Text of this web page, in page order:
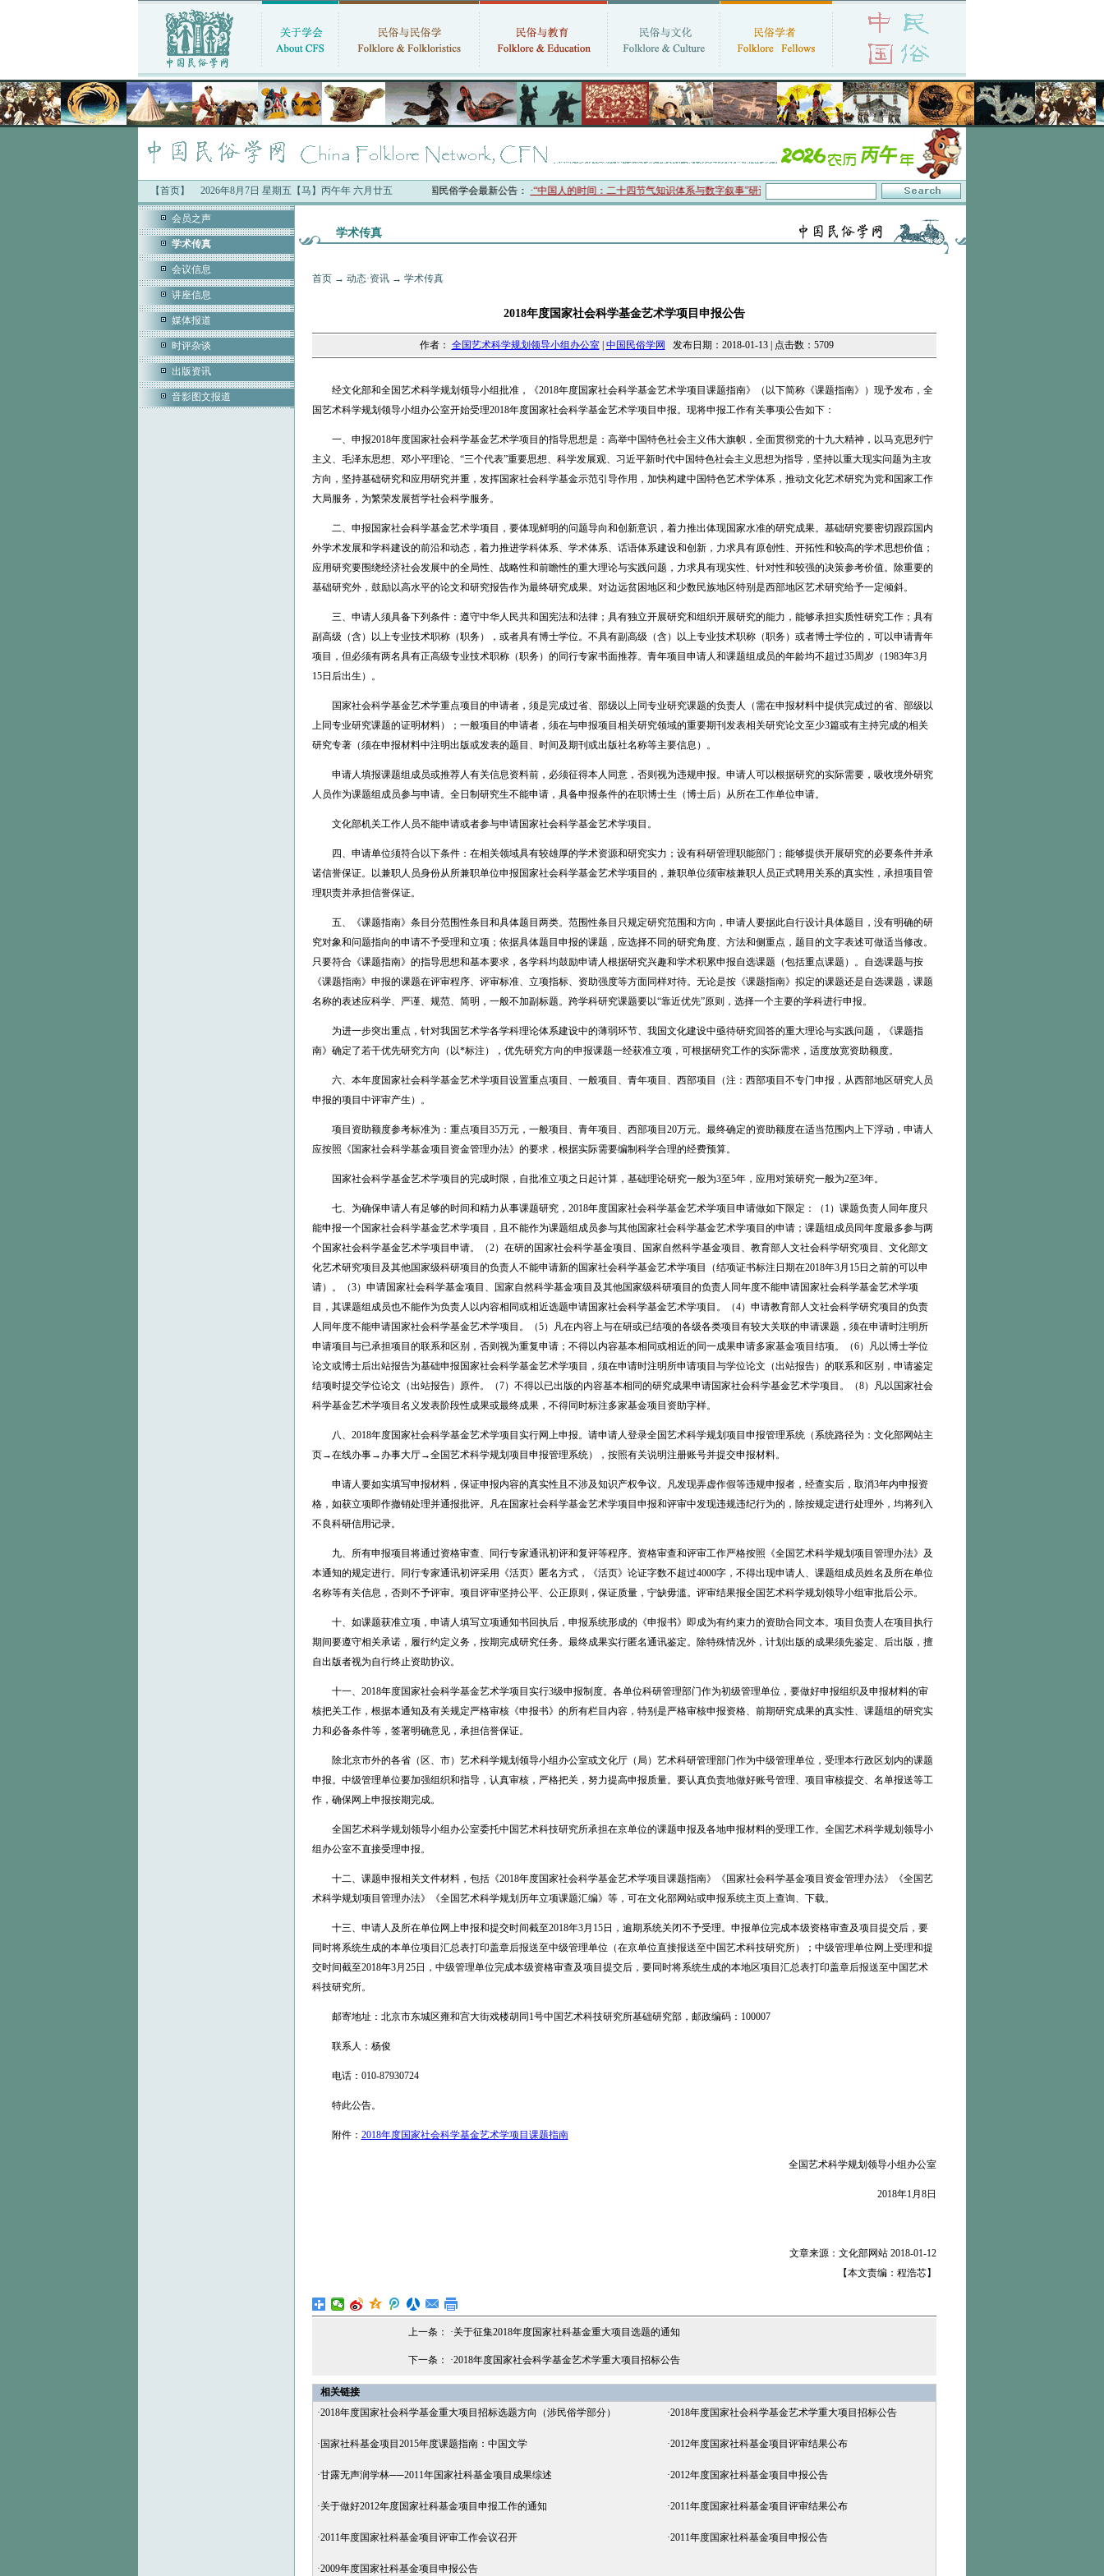
【首页】 2026年8月7日 星期五【马】丙午年 六月廿五 中国民俗学会最新公告：·“中国人的时间：二十四节气知识体系与数字叙事”研讨会在京召开 ·中国民俗学会第十一届代表大会暨2026年年会征文启事
会员之声
学术传真
会议信息
讲座信息
媒体报道
时评杂谈
出版资讯
音影图文报道
学术传真
首页→ 动态·资讯→ 学术传真
2018年度国家社会科学基金艺术学项目申报公告
作者： 全国艺术科学规划领导小组办公室| 中国民俗学网 发布日期：2018-01-13 | 点击数：5709
经文化部和全国艺术科学规划领导小组批准，《2018年度国家社会科学基金艺术学项目课题指南》（以下简称《课题指南》）现予发布，全
国艺术科学规划领导小组办公室开始受理2018年度国家社会科学基金艺术学项目申报。现将申报工作有关事项公告如下：
一、申报2018年度国家社会科学基金艺术学项目的指导思想是：高举中国特色社会主义伟大旗帜，全面贯彻党的十九大精神，以马克思列宁
主义、毛泽东思想、邓小平理论、“三个代表”重要思想、科学发展观、习近平新时代中国特色社会主义思想为指导，坚持以重大现实问题为主攻
方向，坚持基础研究和应用研究并重，发挥国家社会科学基金示范引导作用，加快构建中国特色艺术学体系，推动文化艺术研究为党和国家工作
大局服务，为繁荣发展哲学社会科学服务。
二、申报国家社会科学基金艺术学项目，要体现鲜明的问题导向和创新意识，着力推出体现国家水准的研究成果。基础研究要密切跟踪国内
外学术发展和学科建设的前沿和动态，着力推进学科体系、学术体系、话语体系建设和创新，力求具有原创性、开拓性和较高的学术思想价值；
应用研究要围绕经济社会发展中的全局性、战略性和前瞻性的重大理论与实践问题，力求具有现实性、针对性和较强的决策参考价值。除重要的
基础研究外，鼓励以高水平的论文和研究报告作为最终研究成果。对边远贫困地区和少数民族地区特别是西部地区艺术研究给予一定倾斜。
三、申请人须具备下列条件：遵守中华人民共和国宪法和法律；具有独立开展研究和组织开展研究的能力，能够承担实质性研究工作；具有
副高级（含）以上专业技术职称（职务），或者具有博士学位。不具有副高级（含）以上专业技术职称（职务）或者博士学位的，可以申请青年
项目，但必须有两名具有正高级专业技术职称（职务）的同行专家书面推荐。青年项目申请人和课题组成员的年龄均不超过35周岁（1983年3月
15日后出生）。
国家社会科学基金艺术学重点项目的申请者，须是完成过省、部级以上同专业研究课题的负责人（需在申报材料中提供完成过的省、部级以
上同专业研究课题的证明材料）；一般项目的申请者，须在与申报项目相关研究领域的重要期刊发表相关研究论文至少3篇或有主持完成的相关
研究专著（须在申报材料中注明出版或发表的题目、时间及期刊或出版社名称等主要信息）。
申请人填报课题组成员或推荐人有关信息资料前，必须征得本人同意，否则视为违规申报。申请人可以根据研究的实际需要，吸收境外研究
人员作为课题组成员参与申请。全日制研究生不能申请，具备申报条件的在职博士生（博士后）从所在工作单位申请。
文化部机关工作人员不能申请或者参与申请国家社会科学基金艺术学项目。
四、申请单位须符合以下条件：在相关领域具有较雄厚的学术资源和研究实力；设有科研管理职能部门；能够提供开展研究的必要条件并承
诺信誉保证。以兼职人员身份从所兼职单位申报国家社会科学基金艺术学项目的，兼职单位须审核兼职人员正式聘用关系的真实性，承担项目管
理职责并承担信誉保证。
五、《课题指南》条目分范围性条目和具体题目两类。范围性条目只规定研究范围和方向，申请人要据此自行设计具体题目，没有明确的研
究对象和问题指向的申请不予受理和立项；依据具体题目申报的课题，应选择不同的研究角度、方法和侧重点，题目的文字表述可做适当修改。
只要符合《课题指南》的指导思想和基本要求，各学科均鼓励申请人根据研究兴趣和学术积累申报自选课题（包括重点课题）。自选课题与按
《课题指南》申报的课题在评审程序、评审标准、立项指标、资助强度等方面同样对待。无论是按《课题指南》拟定的课题还是自选课题，课题
名称的表述应科学、严谨、规范、简明，一般不加副标题。跨学科研究课题要以“靠近优先”原则，选择一个主要的学科进行申报。
为进一步突出重点，针对我国艺术学各学科理论体系建设中的薄弱环节、我国文化建设中亟待研究回答的重大理论与实践问题，《课题指
南》确定了若干优先研究方向（以*标注），优先研究方向的申报课题一经获准立项，可根据研究工作的实际需求，适度放宽资助额度。
六、本年度国家社会科学基金艺术学项目设置重点项目、一般项目、青年项目、西部项目（注：西部项目不专门申报，从西部地区研究人员
申报的项目中评审产生）。
项目资助额度参考标准为：重点项目35万元，一般项目、青年项目、西部项目20万元。最终确定的资助额度在适当范围内上下浮动，申请人
应按照《国家社会科学基金项目资金管理办法》的要求，根据实际需要编制科学合理的经费预算。
国家社会科学基金艺术学项目的完成时限，自批准立项之日起计算，基础理论研究一般为3至5年，应用对策研究一般为2至3年。
七、为确保申请人有足够的时间和精力从事课题研究，2018年度国家社会科学基金艺术学项目申请做如下限定：（1）课题负责人同年度只
能申报一个国家社会科学基金艺术学项目，且不能作为课题组成员参与其他国家社会科学基金艺术学项目的申请；课题组成员同年度最多参与两
个国家社会科学基金艺术学项目申请。（2）在研的国家社会科学基金项目、国家自然科学基金项目、教育部人文社会科学研究项目、文化部文
化艺术研究项目及其他国家级科研项目的负责人不能申请新的国家社会科学基金艺术学项目（结项证书标注日期在2018年3月15日之前的可以申
请）。（3）申请国家社会科学基金项目、国家自然科学基金项目及其他国家级科研项目的负责人同年度不能申请国家社会科学基金艺术学项
目，其课题组成员也不能作为负责人以内容相同或相近选题申请国家社会科学基金艺术学项目。（4）申请教育部人文社会科学研究项目的负责
人同年度不能申请国家社会科学基金艺术学项目。（5）凡在内容上与在研或已结项的各级各类项目有较大关联的申请课题，须在申请时注明所
申请项目与已承担项目的联系和区别，否则视为重复申请；不得以内容基本相同或相近的同一成果申请多家基金项目结项。（6）凡以博士学位
论文或博士后出站报告为基础申报国家社会科学基金艺术学项目，须在申请时注明所申请项目与学位论文（出站报告）的联系和区别，申请鉴定
结项时提交学位论文（出站报告）原件。（7）不得以已出版的内容基本相同的研究成果申请国家社会科学基金艺术学项目。（8）凡以国家社会
科学基金艺术学项目名义发表阶段性成果或最终成果，不得同时标注多家基金项目资助字样。
八、2018年度国家社会科学基金艺术学项目实行网上申报。请申请人登录全国艺术科学规划项目申报管理系统（系统路径为：文化部网站主
页→在线办事→办事大厅→全国艺术科学规划项目申报管理系统），按照有关说明注册账号并提交申报材料。
申请人要如实填写申报材料，保证申报内容的真实性且不涉及知识产权争议。凡发现弄虚作假等违规申报者，经查实后，取消3年内申报资
格，如获立项即作撤销处理并通报批评。凡在国家社会科学基金艺术学项目申报和评审中发现违规违纪行为的，除按规定进行处理外，均将列入
不良科研信用记录。
九、所有申报项目将通过资格审查、同行专家通讯初评和复评等程序。资格审查和评审工作严格按照《全国艺术科学规划项目管理办法》及
本通知的规定进行。同行专家通讯初评采用《活页》匿名方式，《活页》论证字数不超过4000字，不得出现申请人、课题组成员姓名及所在单位
名称等有关信息，否则不予评审。项目评审坚持公平、公正原则，保证质量，宁缺毋滥。评审结果报全国艺术科学规划领导小组审批后公示。
十、如课题获准立项，申请人填写立项通知书回执后，申报系统形成的《申报书》即成为有约束力的资助合同文本。项目负责人在项目执行
期间要遵守相关承诺，履行约定义务，按期完成研究任务。最终成果实行匿名通讯鉴定。除特殊情况外，计划出版的成果须先鉴定、后出版，擅
自出版者视为自行终止资助协议。
十一、2018年度国家社会科学基金艺术学项目实行3级申报制度。各单位科研管理部门作为初级管理单位，要做好申报组织及申报材料的审
核把关工作，根据本通知及有关规定严格审核《申报书》的所有栏目内容，特别是严格审核申报资格、前期研究成果的真实性、课题组的研究实
力和必备条件等，签署明确意见，承担信誉保证。
除北京市外的各省（区、市）艺术科学规划领导小组办公室或文化厅（局）艺术科研管理部门作为中级管理单位，受理本行政区划内的课题
申报。中级管理单位要加强组织和指导，认真审核，严格把关，努力提高申报质量。要认真负责地做好账号管理、项目审核提交、名单报送等工
作，确保网上申报按期完成。
全国艺术科学规划领导小组办公室委托中国艺术科技研究所承担在京单位的课题申报及各地申报材料的受理工作。全国艺术科学规划领导小
组办公室不直接受理申报。
十二、课题申报相关文件材料，包括《2018年度国家社会科学基金艺术学项目课题指南》《国家社会科学基金项目资金管理办法》《全国艺
术科学规划项目管理办法》《全国艺术科学规划历年立项课题汇编》等，可在文化部网站或申报系统主页上查询、下载。
十三、申请人及所在单位网上申报和提交时间截至2018年3月15日，逾期系统关闭不予受理。申报单位完成本级资格审查及项目提交后，要
同时将系统生成的本单位项目汇总表打印盖章后报送至中级管理单位（在京单位直接报送至中国艺术科技研究所）；中级管理单位网上受理和提
交时间截至2018年3月25日，中级管理单位完成本级资格审查及项目提交后，要同时将系统生成的本地区项目汇总表打印盖章后报送至中国艺术
科技研究所。
邮寄地址：北京市东城区雍和宫大街戏楼胡同1号中国艺术科技研究所基础研究部，邮政编码：100007
联系人：杨俊
电话：010-87930724
特此公告。
附件： 2018年度国家社会科学基金艺术学项目课题指南
全国艺术科学规划领导小组办公室
2018年1月8日
文章来源：文化部网站 2018-01-12
【本文责编：程浩芯】
上一条： ·关于征集2018年度国家社科基金重大项目选题的通知
下一条： ·2018年度国家社会科学基金艺术学重大项目招标公告
相关链接
·2018年度国家社会科学基金重大项目招标选题方向（涉民俗学部分） ·2018年度国家社会科学基金艺术学重大项目招标公告
· 国家社科基金项目2015年度课题指南：中国文学 ·2012年度国家社科基金项目评审结果公布
·甘露无声润学林──2011年国家社科基金项目成果综述 ·2012年度国家社科基金项目申报公告
·关于做好2012年度国家社科基金项目申报工作的通知 ·2011年度国家社科基金项目评审结果公布
·2011年度国家社科基金项目评审工作会议召开 ·2011年度国家社科基金项目申报公告
·2009年度国家社科基金项目申报公告